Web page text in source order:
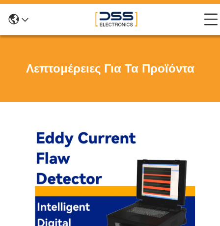
Λεπτομέρειες Για Τα Προϊόντα